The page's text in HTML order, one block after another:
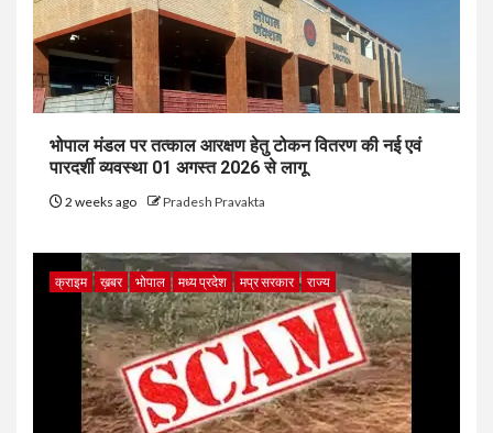
भोपाल मंडल पर तत्काल आरक्षण हेतु टोकन वितरण की नई एवं
पारदर्शी व्यवस्था 01 अगस्त 2026 से लागू
2 weeks ago Pradesh Pravakta
क्राइम ख़बर भोपाल मध्य प्रदेश मप्र सरकार राज्य